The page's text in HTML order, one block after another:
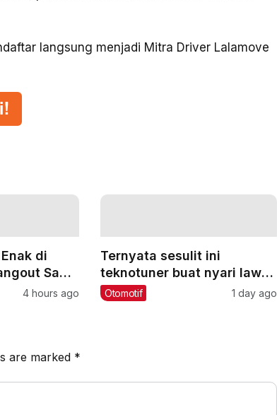
langsung menjadi Mitra Driver Lalamove
di
Saat
4 hours ago
Ternyata sesulit ini
teknotuner buat nyari lawan
yang sepadan‼️
Otomotif 1 day ago
are marked *